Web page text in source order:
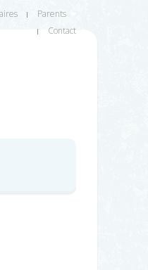
Parents
Contact